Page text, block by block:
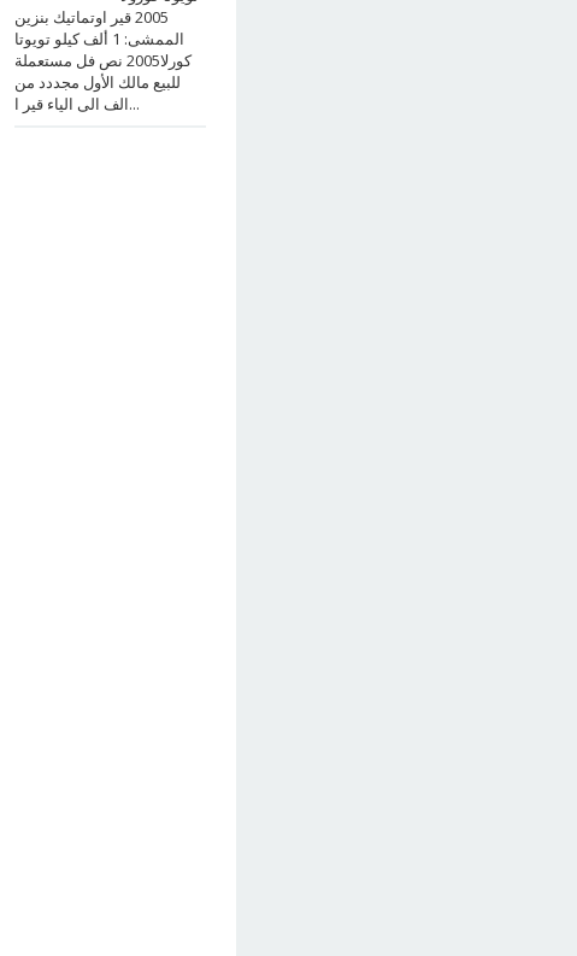
2005 قير اوتماتيك بنزين
الممشى: 1 ألف كيلو تويوتا
كورلا2005 نص فل مستعملة
للبيع مالك الأول مجددد من
الف الى الياء قير ا...